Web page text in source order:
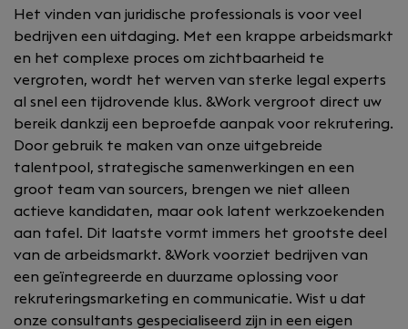
Het vinden van juridische professionals is voor veel
bedrijven een uitdaging. Met een krappe arbeidsmarkt
en het complexe proces om zichtbaarheid te
vergroten, wordt het werven van sterke legal experts
al snel een tijdrovende klus. &Work vergroot direct uw
bereik dankzij een beproefde aanpak voor rekrutering.
Door gebruik te maken van onze uitgebreide
talentpool, strategische samenwerkingen en een
groot team van sourcers, brengen we niet alleen
actieve kandidaten, maar ook latent werkzoekenden
aan tafel. Dit laatste vormt immers het grootste deel
van de arbeidsmarkt. &Work voorziet bedrijven van
een geïntegreerde en duurzame oplossing voor
rekruteringsmarketing en communicatie. Wist u dat
onze consultants gespecialiseerd zijn in een eigen